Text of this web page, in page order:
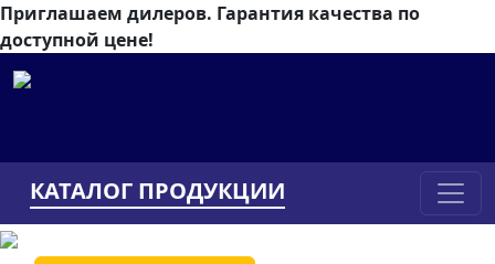
Приглашаем дилеров. Гарантия качества по
доступной цене!
КАТАЛОГ ПРОДУКЦИИ